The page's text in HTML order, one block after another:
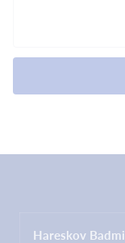
Hareskov